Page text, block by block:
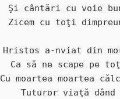
Şi cântări cu voie
Zicem cu toţi
Hristos a-nviat din
Ca să ne scape pe
Cu moartea moartea
Tuturor viaţă dând